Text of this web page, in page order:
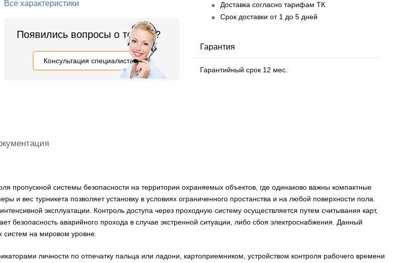
Все характеристики
Появились вопросы о товаре?
Консультация специалиста
Доставка согласно тарифам ТК
Срок доставки от 1 до 5 дней
Гарантия
Гарантийный срок 12 мес.
пропускной системы безопасности на территории охраняемых объектов, где одинаково важны компактные
и вес турникета позволяет установку в условиях ограниченного простанства и на любой поверхности пола.
эксплуатации. Контроль доступа через проходную систему осуществляется путем считывания карт,
безопасность аварийного прохода в случае экстренной ситуации, либо сбоя электроснабжения. Данный
систем на мировом уровне.
личности по отпечатку пальца или ладони, картоприемником, устройством контроля рабочего времени